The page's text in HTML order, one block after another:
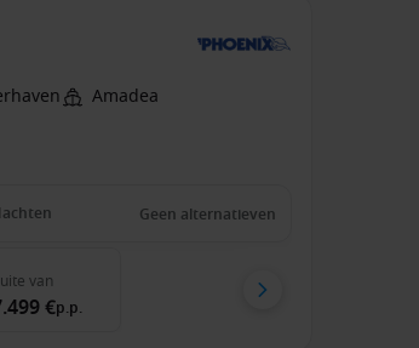
Amadea
Geen alternatieven
van
€p.p.